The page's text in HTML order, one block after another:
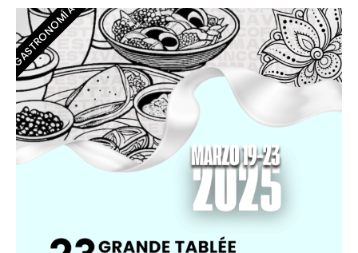
GASTRONOMÍA